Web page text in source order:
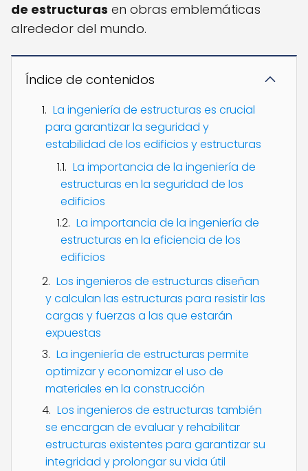
de estructuras en obras emblemáticas
alrededor del mundo.
Índice de contenidos
La ingeniería de estructuras es crucial
para garantizar la seguridad y
estabilidad de los edificios y estructuras
La importancia de la ingeniería de
estructuras en la seguridad de los
edificios
La importancia de la ingeniería de
estructuras en la eficiencia de los
edificios
Los ingenieros de estructuras diseñan
y calculan las estructuras para resistir las
cargas y fuerzas a las que estarán
expuestas
La ingeniería de estructuras permite
optimizar y economizar el uso de
materiales en la construcción
Los ingenieros de estructuras también
se encargan de evaluar y rehabilitar
estructuras existentes para garantizar su
integridad y prolongar su vida útil